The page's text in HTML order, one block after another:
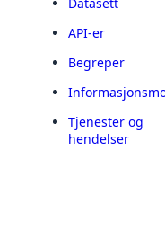
API-er
Begreper
Tjenester og
hendelser